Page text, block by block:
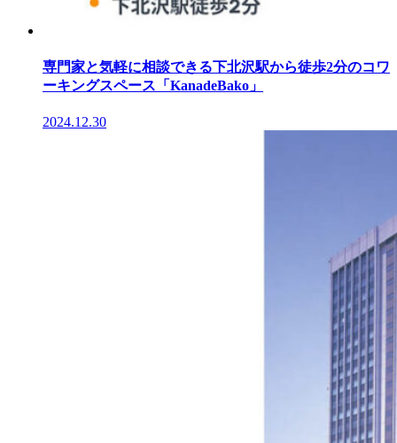
専門家と気軽に相談できる下北沢駅から徒歩2分のコワ
ーキングスペース「KanadeBako」
2024.12.30